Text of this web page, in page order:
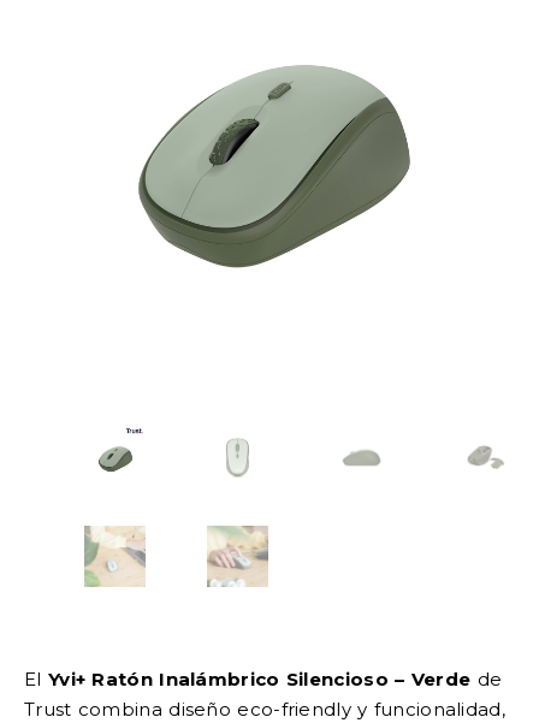
El Yvi+ Ratón Inalámbrico Silencioso – Verde de
Trust combina diseño eco-friendly y funcionalidad,